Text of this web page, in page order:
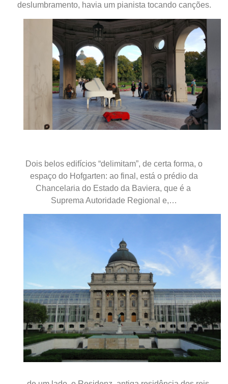
deslumbramento, havia um pianista tocando canções.
Dois belos edifícios “delimitam”, de certa forma, o
espaço do Hofgarten: ao final, está o prédio da
Chancelaria do Estado da Baviera, que é a
Suprema Autoridade Regional e,…